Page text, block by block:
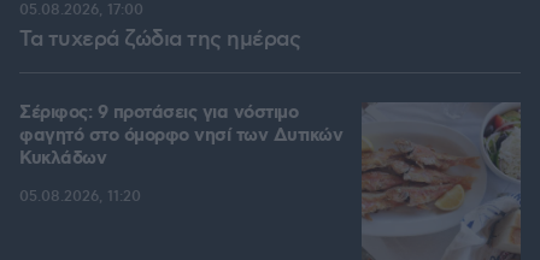
Τα τυχερά ζώδια της ημέρας
05.08.2026, 17:00
Σέριφος: 9 προτάσεις για νόστιμο
φαγητό στο όμορφο νησί των Δυτικών
Κυκλάδων
05.08.2026, 11:20